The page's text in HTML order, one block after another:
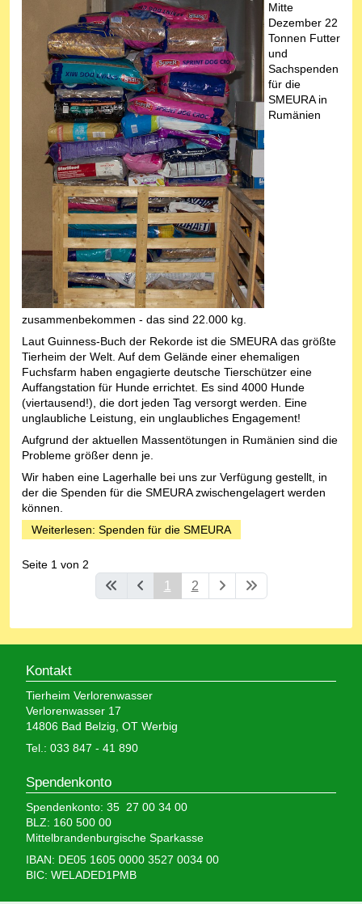
Mitte
Dezember 22
Tonnen Futter
und
Sachspenden
für die
SMEURA in
Rumänien
zusammenbekommen - das sind 22.000 kg.
Laut Guinness-Buch der Rekorde ist die SMEURA das größte
Tierheim der Welt. Auf dem Gelände einer ehemaligen
Fuchsfarm haben engagierte deutsche Tierschützer eine
Auffangstation für Hunde errichtet. Es sind 4000 Hunde
(viertausend!), die dort jeden Tag versorgt werden. Eine
unglaubliche Leistung, ein unglaubliches Engagement!
Aufgrund der aktuellen Massentötungen in Rumänien sind die
Probleme größer denn je.
Wir haben eine Lagerhalle bei uns zur Verfügung gestellt, in
der die Spenden für die SMEURA zwischengelagert werden
können.
Weiterlesen: Spenden für die SMEURA
Seite 1 von 2
1 2
Kontakt
Tierheim Verlorenwasser
Verlorenwasser 17
14806 Bad Belzig, OT Werbig
Tel.: 033 847 - 41 890
Spendenkonto
Spendenkonto: 35 27 00 34 00
BLZ: 160 500 00
Mittelbrandenburgische Sparkasse
IBAN: DE05 1605 0000 3527 0034 00
BIC: WELADED1PMB